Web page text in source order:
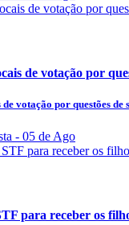
de votação por
votação por questões de
- 05 de Ago
para receber os